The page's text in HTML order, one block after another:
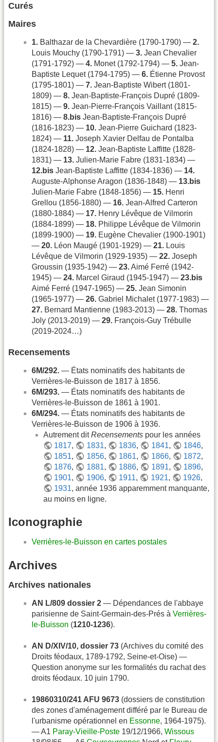
Curés
Maires
1. Balthazar de la Chevardière (1790-1790) — 2.
Louis Mouchy (1790-1791) — 3. Jean Chevalier
(1791-1792) — 4. Monet (1792-1794) — 5. Jean-
Baptiste Lequet (1794-1795) — 6. Étienne Provost
(1795-1801) — 7. Jean-Baptiste Wibert (1801-
1809) — 8. Jean-Baptiste-François Dupré (1809-
1815) — 9. Jean-Pierre-François Vaillant (1815-
1816) — 8.bis Jean-Baptiste-François Dupré
(1816-1823) — 10. Jean-Pierre Guichard (1823-
1824) — 11. Joseph Xavier Delfau de Pontalba
(1824-1828) — 12. Jean-Baptiste Laffitte (1828-
1831) — 13. Julien-Marie Fabre (1831-1834) —
12.bis Jean-Baptiste Laffitte (1834-1836) — 14.
Auguste-Alphonse Aragon (1836-1848) — 13.bis
Julien-Marie Fabre (1848-1856) — 15. Henri
Grellou (1856-1880) — 16. Jean-Alfred Carteron
(1880-1884) — 17. Henry Lévêque de Vilmorin
(1884-1899) — 18. Philippe Lévêque de Vilmorin
(1899-1900) — 19. Eugène Chevalier (1900-1901)
— 20. Léon Maugé (1901-1929) — 21. Louis
Lévêque de Vilmorin (1929-1935) — 22. Joseph
Groussin (1935-1942) — 23.Aimé Ferré (1942-
1945) — 24. Marcel Giraud (1945-1947) — 23.bis
Aimé Ferré (1947-1965) — 25. Jean Simonin
(1965-1977) — 26. Gabriel Michalet (1977-1983) —
27. Bernard Mantienne (1983-2013) — 28. Thomas
Joly (2013-2019) — 29. François-Guy Trébulle
(2019-2024…)
Recensements
6M/292. — États nominatifs des habitants de
Verrières-le-Buisson de 1817 à 1856.
6M/293. — États nominatifs des habitants de
Verrières-le-Buisson de 1861 à 1901.
6M/294. — États nominatifs des habitants de
Verrières-le-Buisson de 1906 à 1936.
Autrement ditRecensements pour les années
1817, 1831, 1836, 1841, 1846,
1851, 1856, 1861, 1866, 1872,
1876, 1881, 1886, 1891, 1896,
1901, 1906, 1911, 1921, 1926,
1931, année 1936 apparemment manquante,
au moins en ligne.
Iconographie
Verrières-le-Buisson en cartes postales
Archives
Archives nationales
AN L/809 dossier 2 — Dépendances de l'abbaye
parisienne de Saint-Germain-des-Prés à Verrières-
le-Buisson (1210-1236).
AN D/XIV/10, dossier 73 (Archives du comité des
Droits féodaux, 1789-1792, Seine-et-Oise) —
Question anonyme sur les formalités du rachat des
droits féodaux. 10 juin 1790.
19860310/241 AFU 9673 (dossiers de constitution
des zones d'aménagement différé par le Bureau de
l'urbanisme opérationnel en Essonne, 1964-1975).
— A1 Paray-Vieille-Poste 19/12/1966, Wissous